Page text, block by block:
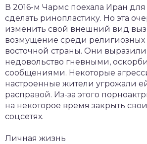
В 2016-м Чармс поехала Иран для
сделать ринопластику. Но эта
изменить свой внешний вид
возмущение среди религиозных
восточной страны. Они выразили
недовольство гневными,
сообщениями. Некоторые
настроенные жители угрожали
расправой. Из-за этого
на некоторое время закрыть
соцсетях.
Личная жизнь